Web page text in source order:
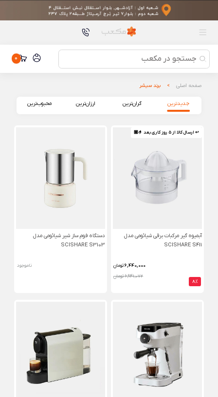
محصولات پیشنهادی
چادر مسافرتی خودکار شیائومی مدل Hydsto YC_SKZP01
شارژر اورجینال 120 وات شیائومی مدل MDY-14-EG
روان نویس ژله ای شیائومی MJZXB03WC
ویدیو پروژکتور شیائومی مدل Wanbo Dali 1
شارژر اورجینال 120 وات شیائومی مدل MDY-14-EG
0
صفحه اصلی برند سیشر
جدیدترین گران‌ترین ارزان‌ترین محبوب‌ترین
↩ ارسال کالا از 5 روز کاری بعد 🤌🏼
آبمیوه گیر مرکبات برقی شیائومی مدل
SCISHARE S411
6,440,000تومان
6,941,072 تومان
8%
دستگاه فوم ساز شیر شیائومی مدل
SCISHARE S3103
ناموجود